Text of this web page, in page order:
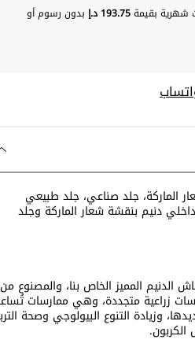
193.75 د.إ بدون رسوم أو
الماركة، جلد صناعي، جلد طبيعي
دنيم بنقشة شعار الماركة وجلد
المميز الخاص بنا، والمصنوع من
زراعية متجددة، وهي ممارسات
وزيادة التنوع البيولوجي وصحة